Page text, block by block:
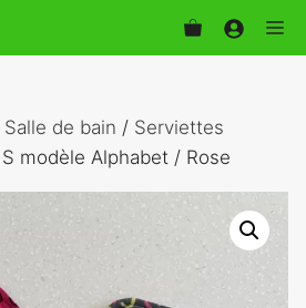
Salle de bain / Serviettes
modèle Alphabet / Rose